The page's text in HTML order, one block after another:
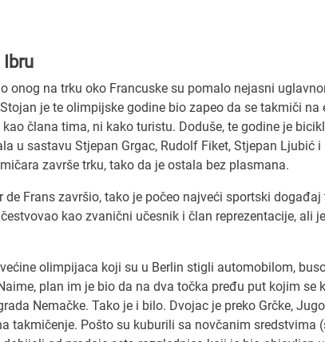
Ibru
onog na trku oko Francuske su pomalo nejasni
je te olimpijske godine bio zapeo da se takmiči
člana tima, ni kako turistu. Doduše, te godine je
u sastavu Stjepan Grgac, Rudolf Fiket, Stjepan Ljubić
završe trku, tako da je ostala bez plasmana.
de Frans završio, tako je počeo najveći sportski
kao zvanični učesnik i član reprezentacije, ali
olimpijaca koji su u Berlin stigli automobilom,
plan im je bio da na dva točka pređu put kojim se
Nemačke. Tako je i bilo. Dvojac je preko Grčke,
takmičenje. Pošto su kuburili sa novčanim sredstvima